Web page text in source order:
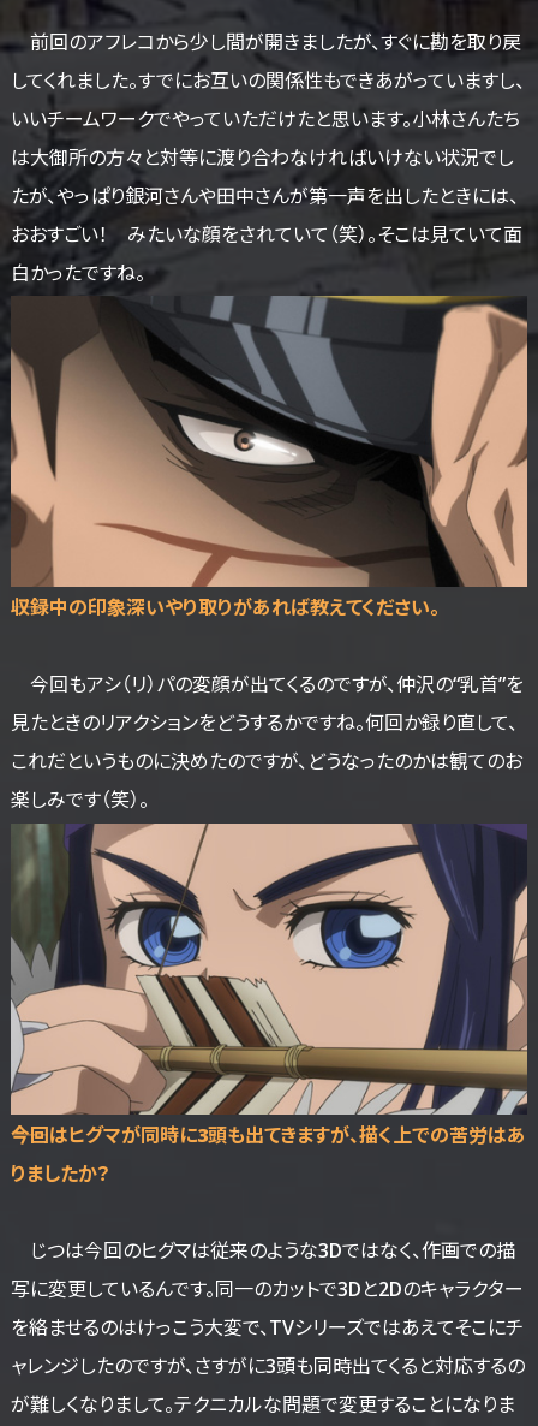
前回のアフレコから少し間が開きましたが、すぐに勘を取り戻
してくれました。すでにお互いの関係性もできあがっていますし、
いいチームワークでやっていただけたと思います。小林さんたち
は大御所の方々と対等に渡り合わなければいけない状況でし
たが、やっぱり銀河さんや田中さんが第一声を出したときには、
おおすごい！ みたいな顔をされていて（笑）。そこは見ていて面
白かったですね。
――収録中の印象深いやり取りがあれば教えてください。
今回もアシ（リ）パの変顔が出てくるのですが、仲沢の“乳首”を
見たときのリアクションをどうするかですね。何回か録り直して、
これだというものに決めたのですが、どうなったのかは観てのお
楽しみです（笑）。
――今回はヒグマが同時に3頭も出てきますが、描く上での苦労はあ
りましたか？
じつは今回のヒグマは従来のような3Dではなく、作画での描
写に変更しているんです。同一のカットで3Dと2Dのキャラクター
を絡ませるのはけっこう大変で、TVシリーズではあえてそこにチ
ャレンジしたのですが、さすがに3頭も同時出てくると対応するの
が難しくなりまして。テクニカルな問題で変更することになりま